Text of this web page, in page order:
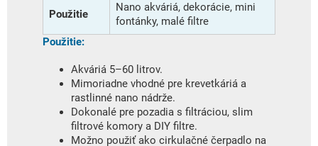
Použitie
Nano akváriá, dekorácie, mini
fontánky, malé filtre
Použitie:
Akváriá 5–60 litrov.
Mimoriadne vhodné pre krevetkáriá a
rastlinné nano nádrže.
Dokonalé pre pozadia s filtráciou, slim
filtrové komory a DIY filtre.
Možno použiť ako cirkulačné čerpadlo na